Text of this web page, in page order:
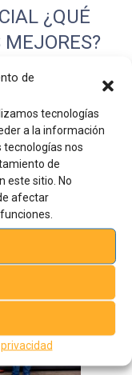
de
tecnologías
a la información
tecnologías nos
de
este sitio. No
afectar
¿QUÉ
MEJORES?
hasta 2,6 veces